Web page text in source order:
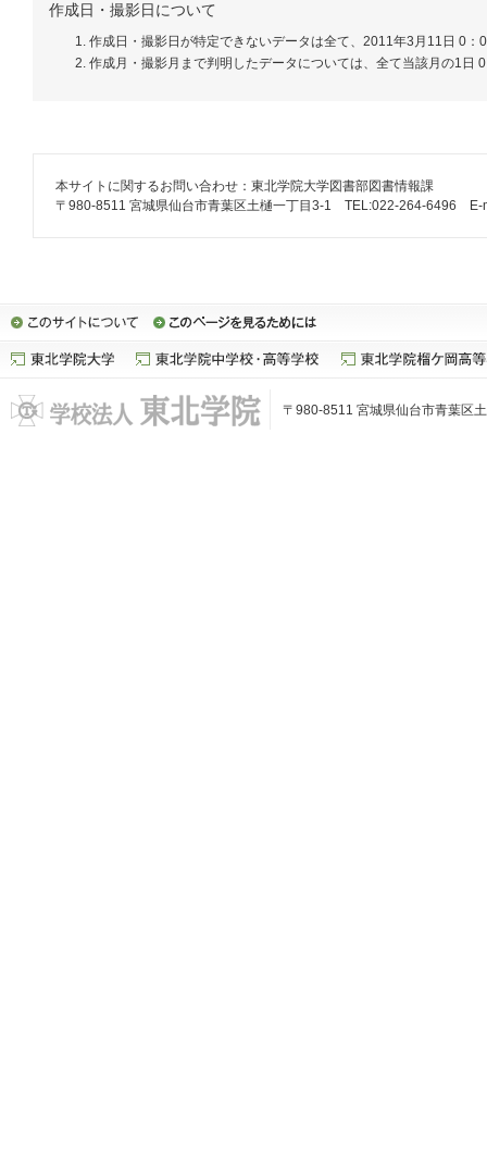
作成日・撮影日について
作成日・撮影日が特定できないデータは全て、2011年3月11日 0：
作成月・撮影月まで判明したデータについては、全て当該月の1日
本サイトに関するお問い合わせ：東北学院大学図書部図書情報課
〒980-8511 宮城県仙台市青葉区土樋一丁目3-1 TEL:022-264-6496 E-
〒980-8511 宮城県仙台市青葉区